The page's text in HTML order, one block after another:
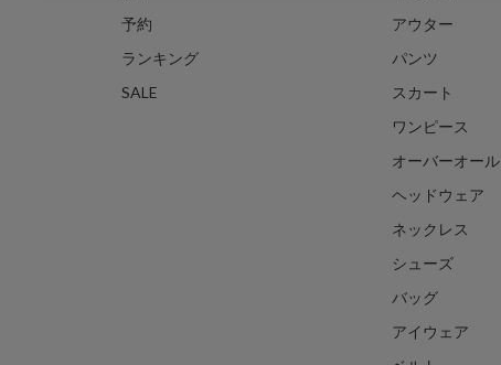
予約
ランキング
SALE
アウター
パンツ
スカート
ワンピース
オーバーオール
ヘッドウェア
ネックレス
シューズ
バッグ
アイウェア